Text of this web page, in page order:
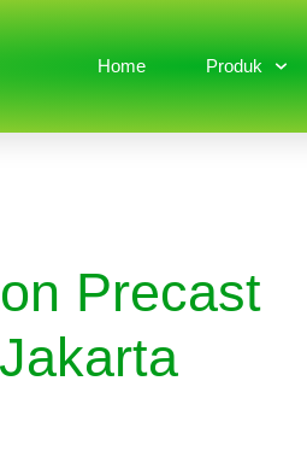
Home Produk
Precast